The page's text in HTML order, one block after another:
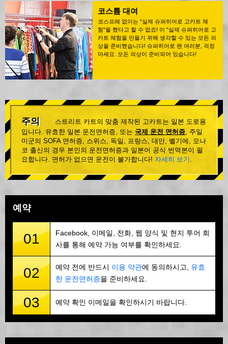
코스튬 대여
코스프레 없이는 "실제 슈퍼히어로 고카트 체
험"을 했다고 할 수 없죠! 이 "실제 슈퍼히어로 고
카트 체험을 만들기 위해 생각할 수 있는 모든 의
상을 준비했습니다! 슈퍼히어로 팬 여러분, 걱정
마세요. 모든 의상이 준비되어 있습니다!
주의
스트리트 카트의 맞춤 제작된 고카트는 일본 도로용
입니다. 유효한 일본 운전면허증, 또는 국제 운전 면허증 , 주일
미군의 SOFA 면허증, 스위스, 독일, 프랑스, 대만, 벨기에, 모나
코 출신의 경우 본인의 운전면허증과 일본어 공식 번역본이 필
요합니다. 면허가 없으면 운전이 불가합니다! 자세히 보기
예약
01
Facebook, 이메일, 전화, 웹 양식 및 현지 투어 회
사를 통해 예약 가능 여부를 확인하세요.
02 예약 전에 반드시 이용 약관에 동의하시고, 유효
한 운전면허증을 준비하세요.
03 예약 확인 이메일을 확인하시기 바랍니다.